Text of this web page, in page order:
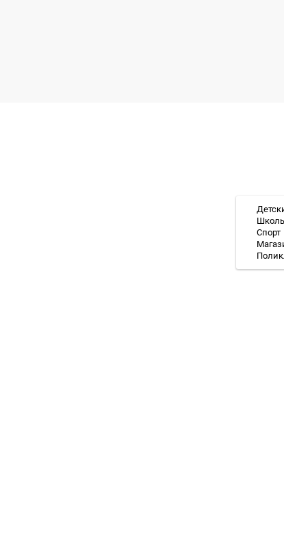
Спорт